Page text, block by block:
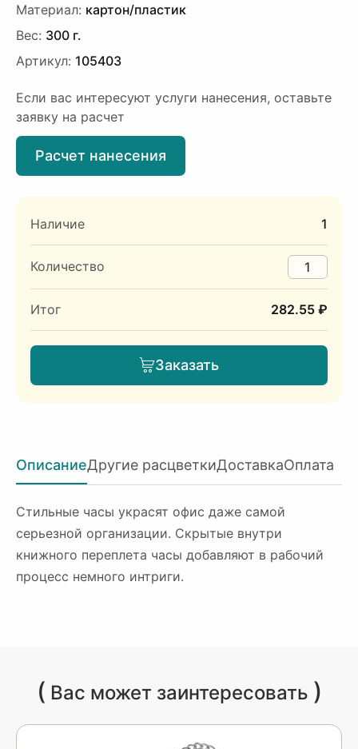
Материал: картон/пластик
Вес: 300 г.
Артикул: 105403
Если вас интересуют услуги нанесения, оставьте
заявку на расчет
Расчет нанесения
Наличие 1
Количество
Итог 282.55 ₽
Заказать
ОписаниеДругие расцветкиДоставкаОплата
Стильные часы украсят офис даже самой
серьезной организации. Скрытые внутри
книжного переплета часы добавляют в рабочий
процесс немного интриги.
( Вас может заинтересовать )